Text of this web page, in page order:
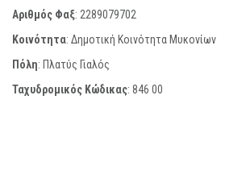
Αριθμός Φαξ: 2289079702
Κοινότητα: Δημοτική Κοινότητα Μυκονίων
Πόλη: Πλατύς Γιαλός
Ταχυδρομικός Κώδικας: 846 00